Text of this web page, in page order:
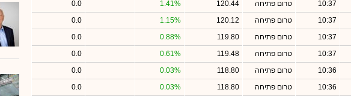
10:37 טרום פתיחה 120.44
1.41%
0.0
10:37 טרום פתיחה 120.12
1.15%
0.0
10:37 טרום פתיחה 119.80
0.88%
0.0
10:37 טרום פתיחה 119.48
0.61%
0.0
10:36 טרום פתיחה 118.80
0.03%
0.0
10:36 טרום פתיחה 118.80
0.03%
0.0